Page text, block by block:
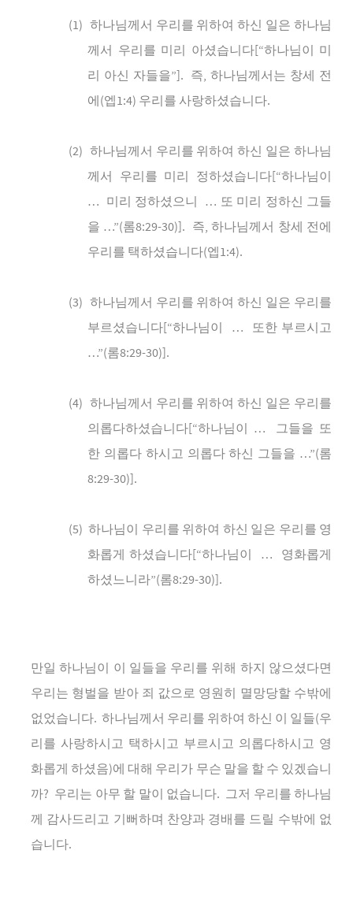
(1) 하나님께서 우리를 위하여 하신 일은 하나님
께서
우리를 미리 아셨습니다[“하나님이
미
리
아신 자들을”]. 즉,하나님께서는 창세
전
에 (엡1:4) 우리를 사랑하셨습니다.
(2) 하나님께서 우리를 위하여 하신 일은 하나님
께서
우리를 미리 정하셨습니다 [“하나님이
… 미리 정하셨으니 … 또 미리 정하신
그들
을 …”(롬8:29-30)]. 즉,하나님께서 창세 전에
우리를 택하셨습니다(엡1:4).
(3) 하나님께서 우리를 위하여 하신 일은 우리를
부르셨습니다 [“하나님이 … 또한 부르시고
…”(롬8:29-30)].
(4) 하나님께서 우리를 위하여 하신 일은 우리를
의롭다하셨습니다 [“하나님이 … 그들을 또
한 의롭다 하시고 의롭다 하신 그들을 …”(롬
8:29-30)].
(5) 하나님이 우리를 위하여 하신 일은 우리를 영
화롭게
하셨습니다 [“하나님이 …
영화롭게
하셨느니라”(롬8:29-30)].
만일 하나님이 이 일들을 우리를 위해 하지
않으셨다면
우리는 형벌을 받아 죄 값으로 영원히 멸망당할 수밖에
없었습니다. 하나님께서 우리를 위하여 하신 이 일들(우
리를 사랑하시고 택하시고 부르시고 의롭다하시고 영
화롭게 하셨음)에 대해 우리가 무슨 말을 할 수 있겠습니
까? 우리는 아무 할 말이 없습니다. 그저 우리를 하나님
께 감사드리고 기뻐하며 찬양과 경배를 드릴 수밖에 없
습니다.